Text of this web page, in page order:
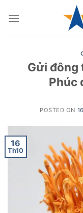
Gửi đông
Phúc
POSTED ON
16
Th10